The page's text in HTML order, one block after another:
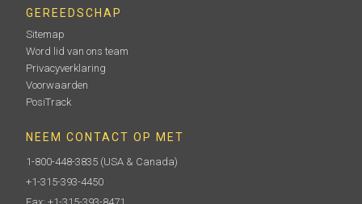
GEREEDSCHAP
Sitemap
Word lid van ons team
Privacyverklaring
Voorwaarden
PosiTrack
NEEM CONTACT OP MET
1-800-448-3835 (USA & Canada)
+1-315-393-4450